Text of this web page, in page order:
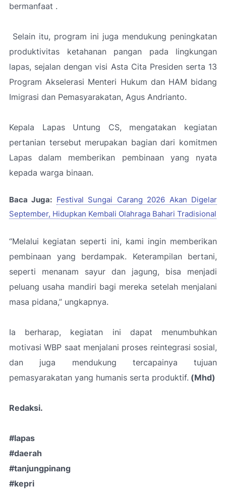
bermanfaat .
Selain itu, program ini juga mendukung peningkatan
produktivitas ketahanan pangan pada lingkungan
lapas, sejalan dengan visi Asta Cita Presiden serta 13
Program Akselerasi Menteri Hukum dan HAM bidang
Imigrasi dan Pemasyarakatan, Agus Andrianto.
Kepala Lapas Untung CS, mengatakan kegiatan
pertanian tersebut merupakan bagian dari komitmen
Lapas dalam memberikan pembinaan yang nyata
kepada warga binaan.
Baca Juga: Festival Sungai Carang 2026 Akan Digelar
September, Hidupkan Kembali Olahraga Bahari Tradisional
“Melalui kegiatan seperti ini, kami ingin memberikan
pembinaan yang berdampak. Keterampilan bertani,
seperti menanam sayur dan jagung, bisa menjadi
peluang usaha mandiri bagi mereka setelah menjalani
masa pidana,” ungkapnya.
Ia berharap, kegiatan ini dapat menumbuhkan
motivasi WBP saat menjalani proses reintegrasi sosial,
dan juga mendukung tercapainya tujuan
pemasyarakatan yang humanis serta produktif. (Mhd)
Redaksi.
#lapas
#daerah
#tanjungpinang
#kepri